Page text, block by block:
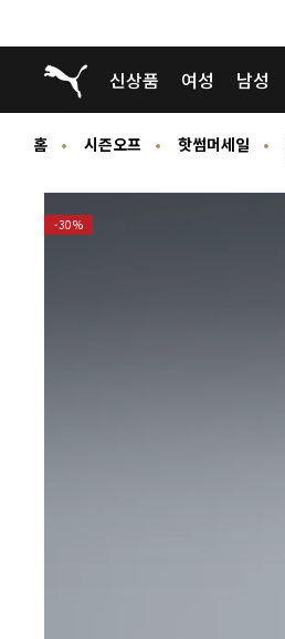
푸마 홈
신상품 여성 남성
홈 시즌오프 핫썸머세일
-30%